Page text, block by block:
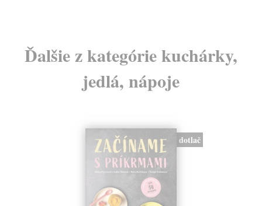
Ďalšie z kategórie kuchárky,
jedlá, nápoje
dotlač